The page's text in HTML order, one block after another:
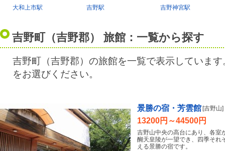
大和上市駅 吉野駅 吉野神宮駅
吉野町（吉野郡） 旅館：一覧から探す
吉野町（吉野郡）の旅館を一覧で表示していま
をお選びください。
景勝の宿・芳雲館 [吉野山]
13200円～44500円
吉野山中央の高台にあり、各室
醐天皇陵が一望でき、四季それ
える景勝の宿です。